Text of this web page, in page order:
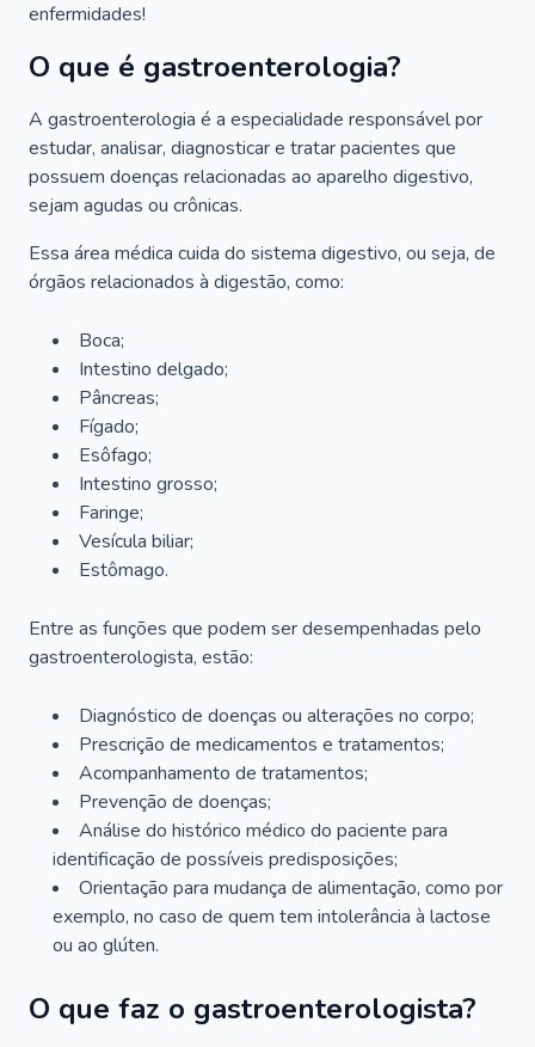
enfermidades!
O que é gastroenterologia?
A gastroenterologia é a especialidade responsável por
estudar, analisar, diagnosticar e tratar pacientes que
possuem doenças relacionadas ao aparelho digestivo,
sejam agudas ou crônicas.
Essa área médica cuida do sistema digestivo, ou seja, de
órgãos relacionados à digestão, como:
Boca;
Intestino delgado;
Pâncreas;
Fígado;
Esôfago;
Intestino grosso;
Faringe;
Vesícula biliar;
Estômago.
Entre as funções que podem ser desempenhadas pelo
gastroenterologista, estão:
Diagnóstico de doenças ou alterações no corpo;
Prescrição de medicamentos e tratamentos;
Acompanhamento de tratamentos;
Prevenção de doenças;
Análise do histórico médico do paciente para
identificação de possíveis predisposições;
Orientação para mudança de alimentação, como por
exemplo, no caso de quem tem intolerância à lactose
ou ao glúten.
O que faz o gastroenterologista?